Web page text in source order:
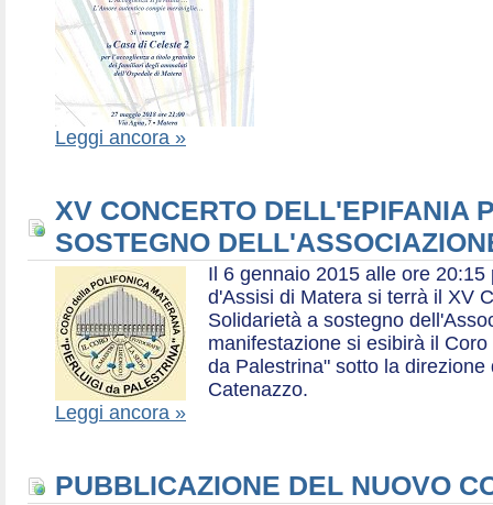
Leggi ancora »
XV CONCERTO DELL'EPIFANIA
SOSTEGNO
Il 6 gennaio 2015 alle ore
d'Assisi di Matera si terrà il XV
Solidarietà a sostegno
manifestazione si esibirà il
da Palestrina" sotto la
Catenazzo.
Leggi ancora »
PUBBLICAZIONE DEL NUOVO